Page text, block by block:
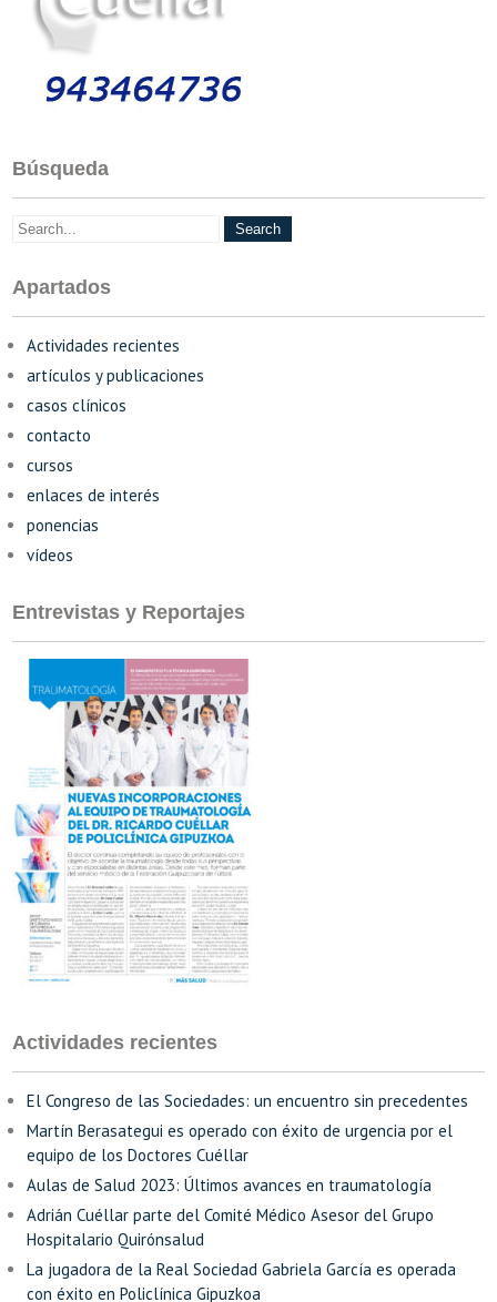
Búsqueda
Apartados
Actividades recientes
artículos y publicaciones
casos clínicos
contacto
cursos
enlaces de interés
ponencias
vídeos
Entrevistas y Reportajes
Actividades recientes
El Congreso de las Sociedades: un encuentro sin precedentes
Martín Berasategui es operado con éxito de urgencia por el
equipo de los Doctores Cuéllar
Aulas de Salud 2023: Últimos avances en traumatología
Adrián Cuéllar parte del Comité Médico Asesor del Grupo
Hospitalario Quirónsalud
La jugadora de la Real Sociedad Gabriela García es operada
con éxito en Policlínica Gipuzkoa